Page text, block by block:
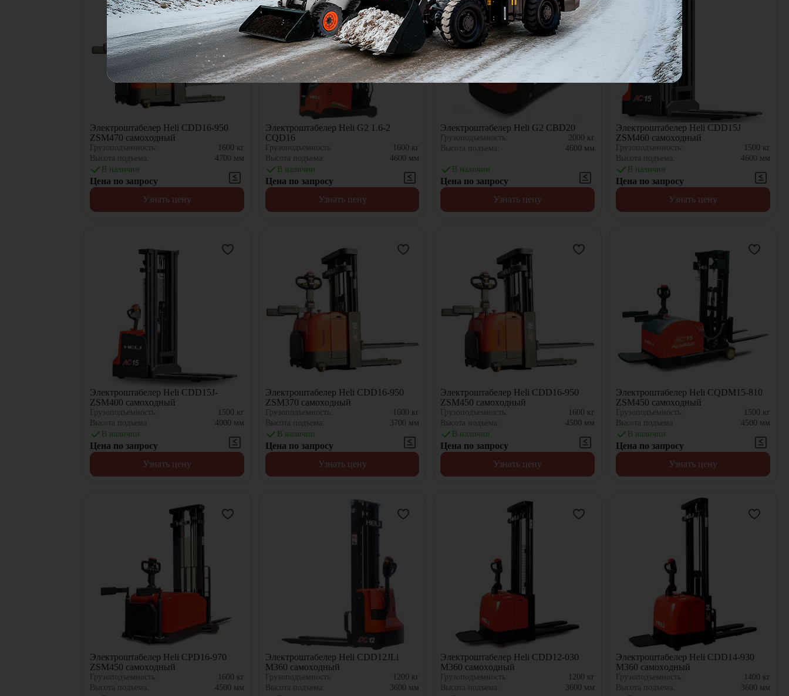
Электроштабелер Heli CDD16-950
ZSM470 самоxодный
Грузоподъемность: 1600 кг
Высота подъема:
4700 мм
В наличии
Цена по запросу
Узнать цену
Электроштабелер Heli G2 1.6-2
CQD16
Грузоподъемность: 1600 кг
Высота подъема:
4600 мм
В наличии
Цена по запросу
Узнать цену
Электроштабелер Heli G2 CBD20
Грузоподъемность: 2000 кг
Высота подъема:
4600 мм
В наличии
Цена по запросу
Узнать цену
Электроштабелер Heli CDD15J
ZSM460 самоxодный
Грузоподъемность: 1500 кг
Высота подъема:
4600 мм
В наличии
Цена по запросу
Узнать цену
Электроштабелер Heli CDD15J-
ZSM400 самоxодный
Грузоподъемность: 1500 кг
Высота подъема:
4000 мм
В наличии
Цена по запросу
Узнать цену
Электроштабелер Heli CDD16-950
ZSM370 самоxодный
Грузоподъемность: 1600 кг
Высота подъема:
3700 мм
В наличии
Цена по запросу
Узнать цену
Электроштабелер Heli CDD16-950
ZSM450 самоxодный
Грузоподъемность: 1600 кг
Высота подъема:
4500 мм
В наличии
Цена по запросу
Узнать цену
Электроштабелер Heli CQDM15-810
ZSM450 самоxодный
Грузоподъемность: 1500 кг
Высота подъема:
4500 мм
В наличии
Цена по запросу
Узнать цену
Электроштабелер Heli CPD16-970
ZSM450 самоxодный
Грузоподъемность: 1600 кг
Высота подъема:
4500 мм
Электроштабелер Heli CDD12JLi
M360 самоxодный
Грузоподъемность: 1200 кг
Высота подъема:
3600 мм
Электроштабелер Heli CDD12-030
M360 самоxодный
Грузоподъемность: 1200 кг
Высота подъема:
3600 мм
Электроштабелер Heli CDD14-930
M360 самоxодный
Грузоподъемность: 1400 кг
Высота подъема:
3600 мм